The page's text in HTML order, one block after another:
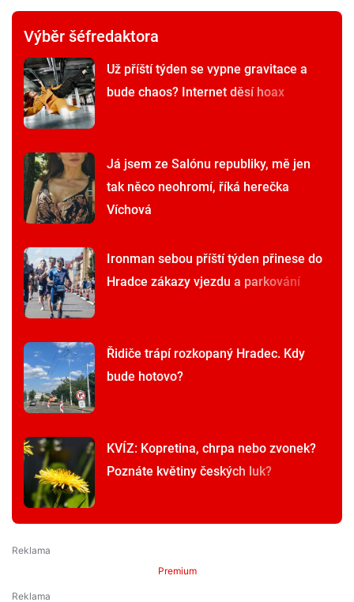
Výběr šéfredaktora
Už příští týden se vypne gravitace a
bude chaos? Internet děsí hoax
Já jsem ze Salónu republiky, mě jen
tak něco neohromí, říká herečka
Víchová
Ironman sebou příští týden přinese do
Hradce zákazy vjezdu a parkování
Řidiče trápí rozkopaný Hradec. Kdy
bude hotovo?
KVÍZ: Kopretina, chrpa nebo zvonek?
Poznáte květiny českých luk?
Premium